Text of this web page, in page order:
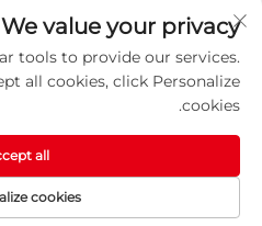
الهاتف:+86-574-23660321
بريد إلكتروني:[email protected]
حقوق النشر ©
المحدودة -
We value your privacy
tools to provide our services.
all cookies, click Personalize
cookies.
cookies
all